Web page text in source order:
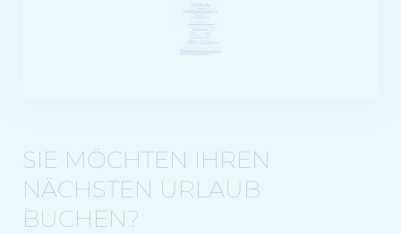
SIE MÖCHTEN IHREN
NÄCHSTEN URLAUB
BUCHEN?